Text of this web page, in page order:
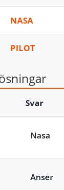
NASA
PILOT
Svar
Nasa
Anser